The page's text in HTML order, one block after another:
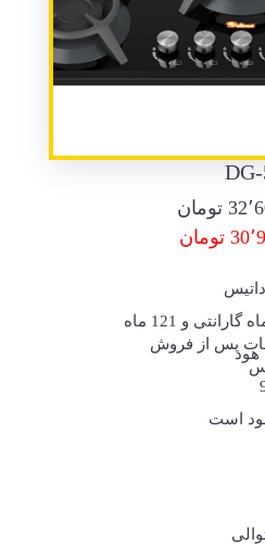
تومان
24 ماه گارانتی و 121 ماه
پس از فروش
هود
است